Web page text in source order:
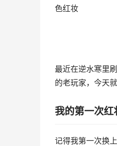
色红妆
最近在逆水寒里
的老玩家，今天
我的第一次红
记得我第一次换